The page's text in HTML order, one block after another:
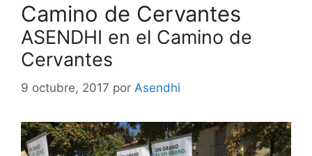
Camino de Cervantes
ASENDHI en el Camino de
Cervantes
9 octubre, 2017 por Asendhi